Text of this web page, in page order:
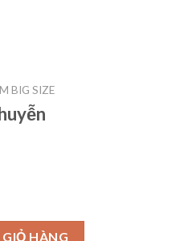
BIG SIZE
HÀNG